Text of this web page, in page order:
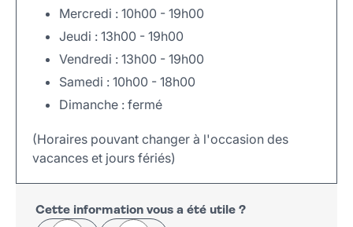
Mercredi : 10h00 - 19h00
Jeudi : 13h00 - 19h00
Vendredi : 13h00 - 19h00
Samedi : 10h00 - 18h00
Dimanche : fermé
(Horaires pouvant changer à l'occasion des
vacances et jours fériés)
+
−
Cette information vous a été utile ?